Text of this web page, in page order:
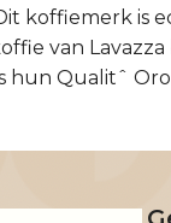
koffiemerk is
van
hun Qualitˆ